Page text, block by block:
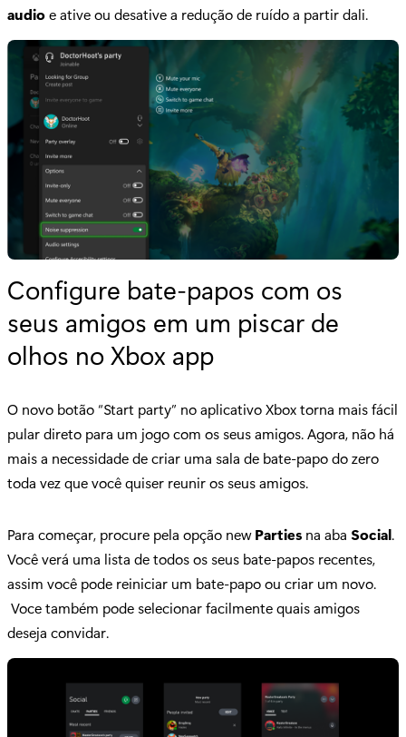
audioe ative ou desative a redução de ruído a partir dali.
Configure bate-papos com os
seus amigos em um piscar de
olhos no Xbox app
O novo botão “Start party” no aplicativo Xbox torna mais fácil
pular direto para um jogo com os seus amigos. Agora, não há
mais a necessidade de criar uma sala de bate-papo do zero
toda vez que você quiser reunir os seus amigos.
Para começar, procure pela opção newParties na aba Social.
Você verá uma lista de todos os seus bate-papos recentes,
assim você pode reiniciar um bate-papo ou criar um novo.
Voce também pode selecionar facilmente quais amigos
deseja convidar.